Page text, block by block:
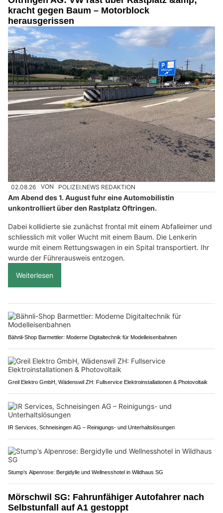
kracht gegen Baum – Motorblock
herausgerissen
02.08.26 VON POLIZEI.NEWS REDAKTION
Am Abend des 1. August fuhr eine Automobilistin
unkontrolliert über den Rastplatz Oftringen.
Dabei kollidierte sie zunächst frontal mit einem Abfalleimer und
schliesslich mit voller Wucht mit einem Baum. Die Lenkerin
wurde mit einem Rettungswagen in ein Spital transportiert. Ihr
wurde der Führerausweis entzogen.
Weiterlesen
Bähnli-Shop Barmettler: Moderne Digitaltechnik für Modelleisenbahnen
Greil Elektro GmbH, Wädenswil ZH: Fullservice Elektroinstallationen & Photovoltaik
IR Services, Schneisingen AG – Reinigungs- und Unterhaltslösungen
Stump’s Alpenrose: Bergidylle und Wellnesshotel in Wildhaus SG
Mörschwil SG: Fahrunfähiger Autofahrer nach
Selbstunfall auf A1 gestoppt